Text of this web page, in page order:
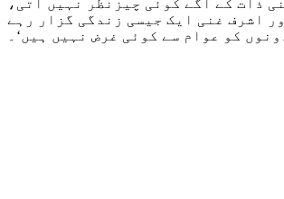
ذات کے آگے کوئی چیزنظر نہیں آتی،
اشرف غنی ایک جیسی زندگی گزار رہے
کو عوام سے کوئی غرض نہیں ہیں‘۔